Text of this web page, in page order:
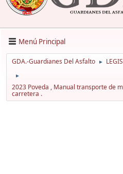
Menú Principal
GDA.-Guardianes Del Asfalto ►
►
2023 Poveda , Manual transporte de
carretera .